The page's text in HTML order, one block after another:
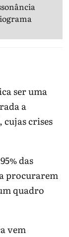
ser uma
a
, cujas crises
das
procurarem
quadro
vem